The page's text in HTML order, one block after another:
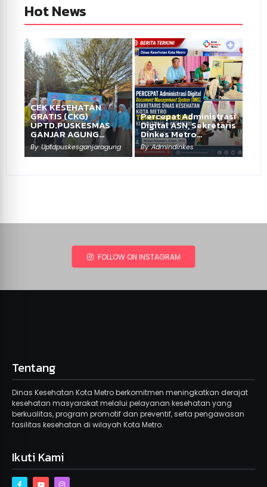
Hot News
CEK KESEHATAN
GRATIS (CKG)
UPTD.PUSKESMAS
GANJAR AGUNG…
By Uptdpuskesganjaragung
Percepat Administrasi
Digital ASN, Sekretaris
Dinkes Metro…
By Admindinkes
FOLLOW ON INSTAGRAM
Tentang
Dinas Kesehatan Kota Metro berkomitmen meningkatkan derajat
kesehatan masyarakat melalui pelayanan kesehatan yang
berkualitas, program promotif dan preventif, serta pengawasan
fasilitas kesehatan di wilayah Kota Metro.
Ikuti Kami